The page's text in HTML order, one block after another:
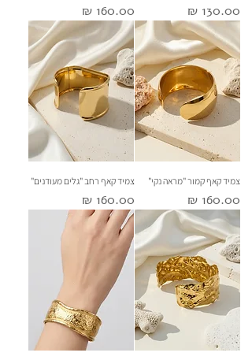
מחיר מחיר
צמיד קאף קמור "מראה נקי"
מחיר
צמיד קאף רחב "גלים מעודנים"
מחיר